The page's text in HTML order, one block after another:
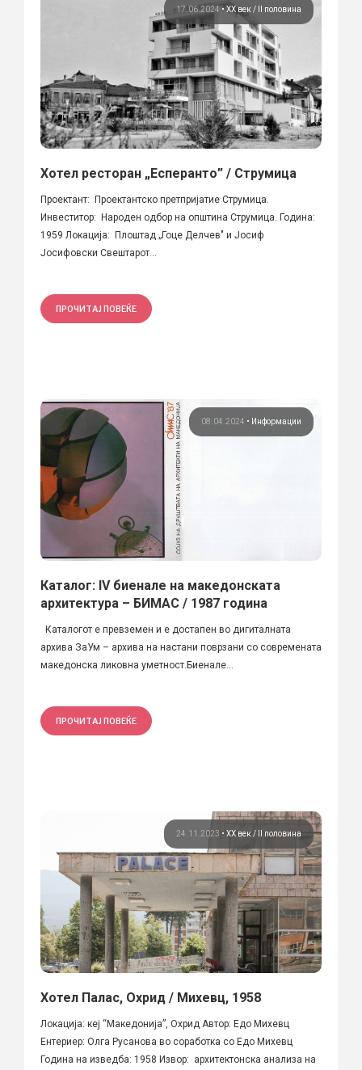
17.06.2024 •ХХ век / II половина
Хотел ресторан „Есперанто” / Струмица
Проектант: Проектантско претпријатие Струмица.
Инвеститор: Народен одбор на општина Струмица. Година:
1959 Локација: Плоштад „Гоце Делчев" и Јосиф
Јосифовски Свештарот...
ПРОЧИТАЈ ПОВЕЌЕ
08.04.2024 • Информации
Каталог: IV биенале на македонската
архитектура – БИМАС / 1987 година
Каталогот е превземен и е достапен во дигиталната
архива ЗаУм – архива на настани поврзани со современата
македонска ликовна уметност.Биенале...
ПРОЧИТАЈ ПОВЕЌЕ
24.11.2023 • ХХ век / II половина
Хотел Палас, Охрид / Михевц, 1958
Локација: кеј “Македонија”, Охрид Автор: Едо Михевц
Ентериер: Олга Русанова во соработка со Едо Михевц
Година на изведба: 1958 Извор: архитектонска анализа на